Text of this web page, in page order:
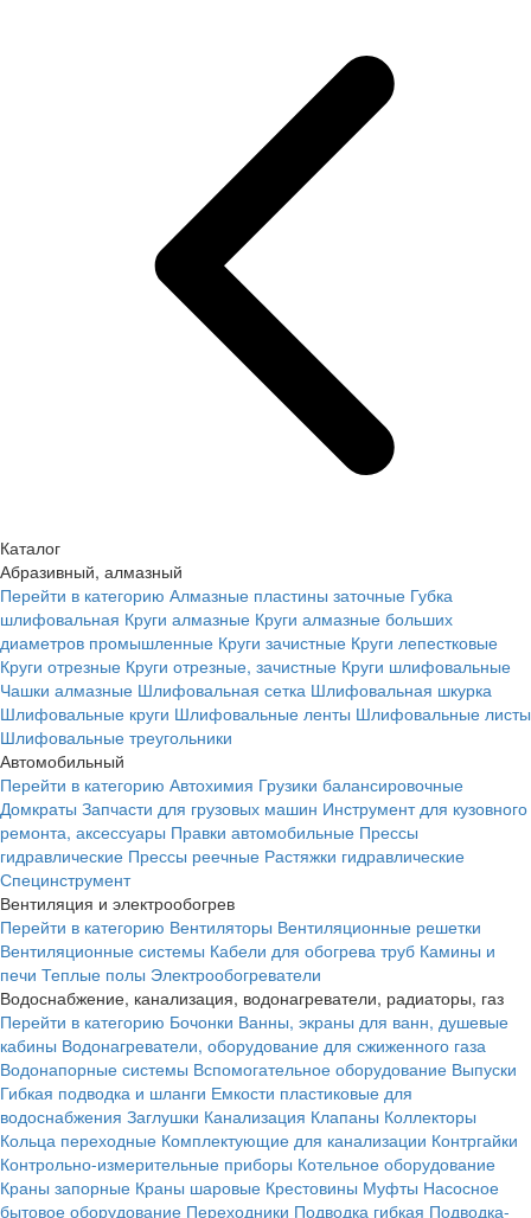
Каталог
Абразивный, алмазный
Перейти в категорию Алмазные пластины заточные Губка
шлифовальная Круги алмазные Круги алмазные больших
диаметров промышленные Круги зачистные Круги лепестковые
Круги отрезные Круги отрезные, зачистные Круги шлифовальные
Чашки алмазные Шлифовальная сетка Шлифовальная шкурка
Шлифовальные круги Шлифовальные ленты Шлифовальные листы
Шлифовальные треугольники
Автомобильный
Перейти в категорию Автохимия Грузики балансировочные
Домкраты Запчасти для грузовых машин Инструмент для кузовного
ремонта, аксессуары Правки автомобильные Прессы
гидравлические Прессы реечные Растяжки гидравлические
Специнструмент
Вентиляция и электрообогрев
Перейти в категорию Вентиляторы Вентиляционные решетки
Вентиляционные системы Кабели для обогрева труб Камины и
печи Теплые полы Электрообогреватели
Водоснабжение, канализация, водонагреватели, радиаторы, газ
Перейти в категорию Бочонки Ванны, экраны для ванн, душевые
кабины Водонагреватели, оборудование для сжиженного газа
Водонапорные системы Вспомогательное оборудование Выпуски
Гибкая подводка и шланги Емкости пластиковые для
водоснабжения Заглушки Канализация Клапаны Коллекторы
Кольца переходные Комплектующие для канализации Контргайки
Контрольно-измерительные приборы Котельное оборудование
Краны запорные Краны шаровые Крестовины Муфты Насосное
бытовое оборудование Переходники Подводка гибкая Подводка-